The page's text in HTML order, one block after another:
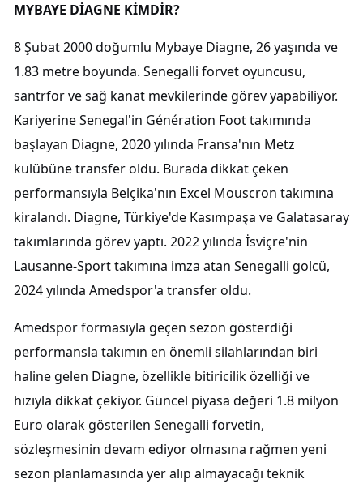
MYBAYE DİAGNE KİMDİR?
8 Şubat 2000 doğumlu Mybaye Diagne, 26 yaşında ve
1.83 metre boyunda. Senegalli forvet oyuncusu,
santrfor ve sağ kanat mevkilerinde görev yapabiliyor.
Kariyerine Senegal'in Génération Foot takımında
başlayan Diagne, 2020 yılında Fransa'nın Metz
kulübüne transfer oldu. Burada dikkat çeken
performansıyla Belçika'nın Excel Mouscron takımına
kiralandı. Diagne, Türkiye'de Kasımpaşa ve Galatasaray
takımlarında görev yaptı. 2022 yılında İsviçre'nin
Lausanne-Sport takımına imza atan Senegalli golcü,
2024 yılında Amedspor'a transfer oldu.
Amedspor formasıyla geçen sezon gösterdiği
performansla takımın en önemli silahlarından biri
haline gelen Diagne, özellikle bitiricilik özelliği ve
hızıyla dikkat çekiyor. Güncel piyasa değeri 1.8 milyon
Euro olarak gösterilen Senegalli forvetin,
sözleşmesinin devam ediyor olmasına rağmen yeni
sezon planlamasında yer alıp almayacağı teknik